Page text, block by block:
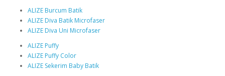
ALIZE Burcum Batik
ALIZE Diva Batik Microfaser
ALIZE Diva Uni Microfaser
ALIZE Puffy
ALIZE Puffy Color
ALIZE Sekerim Baby Batik